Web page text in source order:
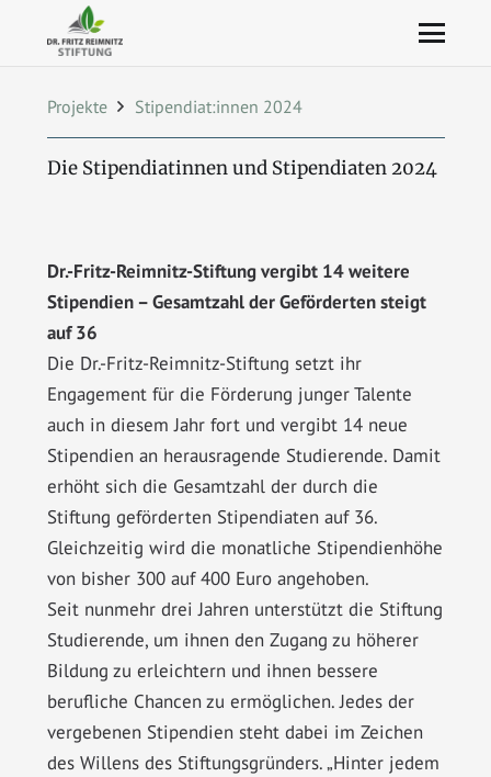
Projekte Stipendiat:innen 2024
Die Stipendiatinnen und Stipendiaten 2024
Dr.-Fritz-Reimnitz-Stiftung vergibt 14 weitere
Stipendien – Gesamtzahl der Geförderten steigt
auf 36
Die Dr.-Fritz-Reimnitz-Stiftung setzt ihr
Engagement für die Förderung junger Talente
auch in diesem Jahr fort und vergibt 14 neue
Stipendien an herausragende Studierende. Damit
erhöht sich die Gesamtzahl der durch die
Stiftung geförderten Stipendiaten auf 36.
Gleichzeitig wird die monatliche Stipendienhöhe
von bisher 300 auf 400 Euro angehoben.
Seit nunmehr drei Jahren unterstützt die Stiftung
Studierende, um ihnen den Zugang zu höherer
Bildung zu erleichtern und ihnen bessere
berufliche Chancen zu ermöglichen. Jedes der
vergebenen Stipendien steht dabei im Zeichen
des Willens des Stiftungsgründers. „Hinter jedem